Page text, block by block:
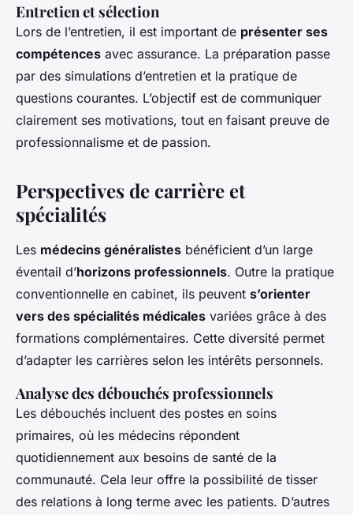
Entretien et sélection
Lors de l’entretien, il est important de présenter ses
compétences avec assurance. La préparation passe
par des simulations d’entretien et la pratique de
questions courantes. L’objectif est de communiquer
clairement ses motivations, tout en faisant preuve de
professionnalisme et de passion.
Perspectives de carrière et
spécialités
Les médecins généralistes bénéficient d’un large
éventail d’horizons professionnels. Outre la pratique
conventionnelle en cabinet, ils peuvent s’orienter
vers des spécialités médicales variées grâce à des
formations complémentaires. Cette diversité permet
d’adapter les carrières selon les intérêts personnels.
Analyse des débouchés professionnels
Les débouchés incluent des postes en soins
primaires, où les médecins répondent
quotidiennement aux besoins de santé de la
communauté. Cela leur offre la possibilité de tisser
des relations à long terme avec les patients. D’autres